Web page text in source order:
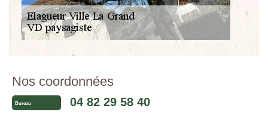
Nos coordonnées
Bureau 04 82 29 58 40